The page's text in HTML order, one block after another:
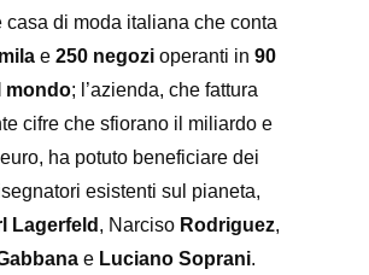
casa di moda italiana che conta
e 250 negozi operanti in 90
mondo; l’azienda, che fattura
cifre che sfiorano il miliardo e
ha potuto beneficiare dei
esistenti sul pianeta,
Lagerfeld , Narciso Rodriguez,
e Luciano Soprani.